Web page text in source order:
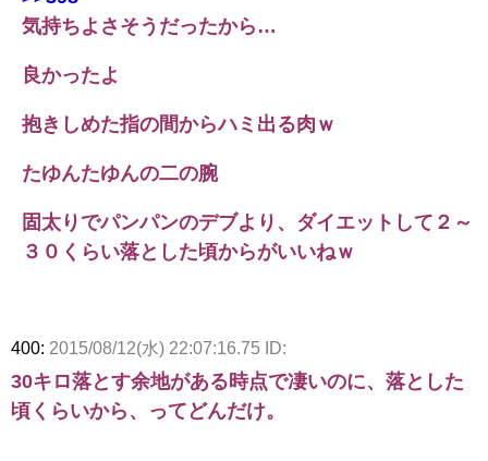
気持ちよさそうだったから…
良かったよ
抱きしめた指の間からハミ出る肉ｗ
たゆんたゆんの二の腕
固太りでパンパンのデブより、ダイエットして２～
３０くらい落とした頃からがいいねｗ
400: 2015/08/12(水) 22:07:16.75 ID:
30キロ落とす余地がある時点で凄いのに、落とした
頃くらいから、ってどんだけ。